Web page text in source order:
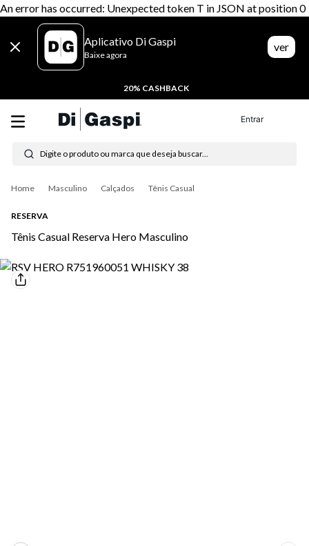
An error has occurred: Unexpected token T in JSON at position 0
Aplicativo Di Gaspi
Baixe agora
ver
20% CASHBACK
Entrar
Digite o produto ou marca que deseja buscar...
Masculino Calçados Tênis Casual
RESERVA
Tênis Casual Reserva Hero Masculino
Termos mais buscados
1º tênis feminino
4º tênis masculino